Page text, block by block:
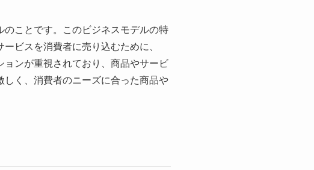
ことです。このビジネスモデルの特
ビスを消費者に売り込むために、
ンが重視されており、商品やサービ
く、消費者のニーズに合った商品や